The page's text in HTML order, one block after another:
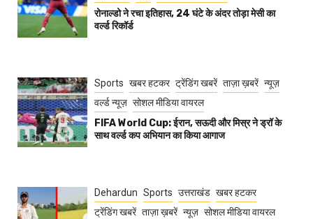
रोनाल्डो ने रचा इतिहास, 24 घंटे के अंदर तोड़ा मेसी का
वर्ल्ड रिकॉर्ड
Sports खबर हटकर ट्रेंडिंग खबरें ताज़ा ख़बरें न्यूज़
वर्ल्ड न्यूज़ सोशल मीडिया वायरल
FIFA World Cup: ईरान, सऊदी और मिस्र ने ड्रॉ के
साथ वर्ल्ड कप अभियान का किया आगाज
Dehardun Sports उत्तराखंड खबर हटकर
ट्रेंडिंग खबरें ताज़ा ख़बरें न्यूज़ सोशल मीडिया वायरल